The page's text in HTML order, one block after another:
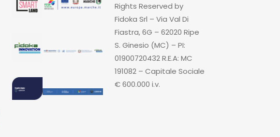
Rights Reserved by
Fidoka Srl – Via Val Di
Fiastra, 6G – 62020 Ripe
S. Ginesio (MC) – PI:
01900720432 R.E.A: MC
191082 – Capitale Sociale
€ 600.000 i.v.